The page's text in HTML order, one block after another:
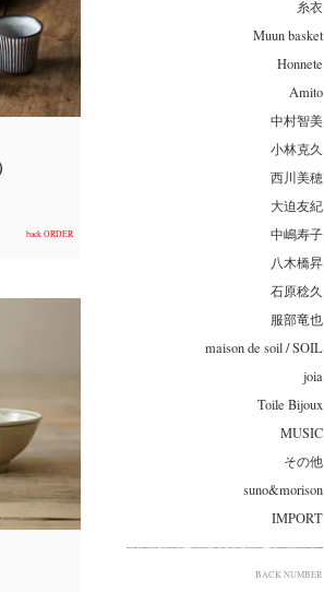
back ORDER
糸衣
Muun basket
Honnete
Amito
中村智美
小林克久
西川美穂
大迫友紀
中嶋寿子
八木橋昇
石原稔久
服部竜也
maison de soil / SOIL
joia
Toile Bijoux
MUSIC
その他
suno&morison
IMPORT
BACK NUMBER